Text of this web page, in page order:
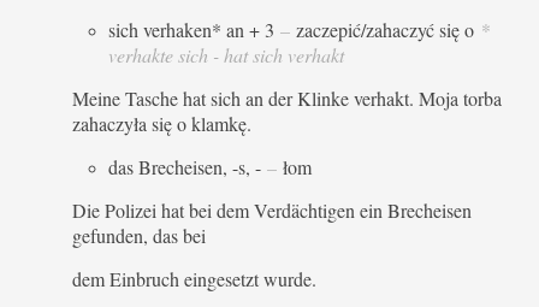
sich verhaken* an + 3 – zaczepić/zahaczyć się o *
verhakte sich - hat sich verhakt
Meine Tasche hat sich an der Klinke verhakt. Moja torba
zahaczyła się o klamkę.
das Brecheisen, -s, - – łom
Die Polizei hat bei dem Verdächtigen ein Brecheisen
gefunden, das bei
dem Einbruch eingesetzt wurde.